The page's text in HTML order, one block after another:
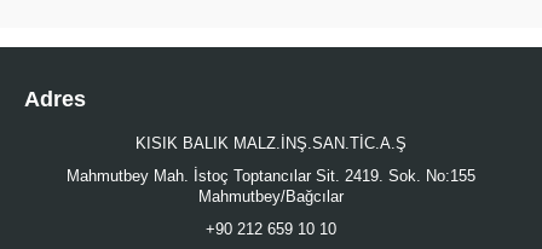
Adres
KISIK BALIK MALZ.İNŞ.SAN.TİC.A.Ş
Mahmutbey Mah. İstoç Toptancılar Sit. 2419. Sok. No:155
Mahmutbey/Bağcılar
+90 212 659 10 10